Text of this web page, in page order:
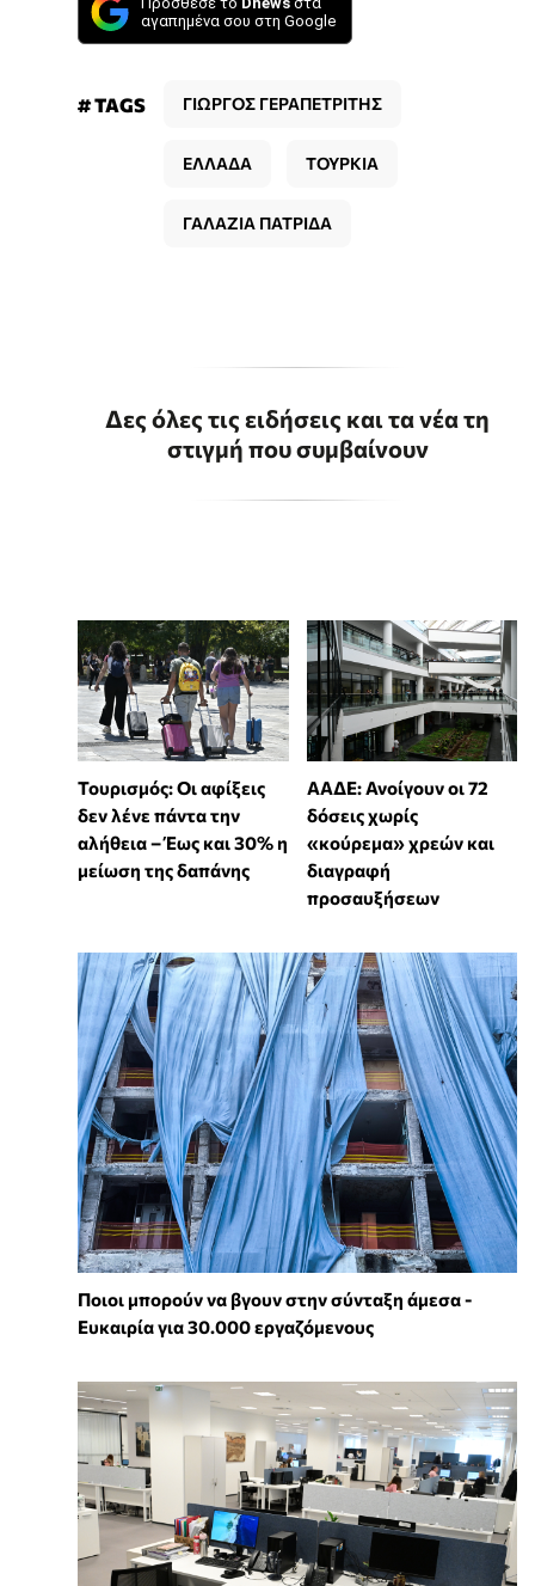
αγαπημένα σου στη Google
# TAGS ΓΙΩΡΓΟΣ ΓΕΡΑΠΕΤΡΙΤΗΣ
ΕΛΛΑΔΑ ΤΟΥΡΚΙΑ
ΓΑΛΑΖΙΑ ΠΑΤΡΙΔΑ
Δες όλες τις ειδήσεις και τα νέα τη
στιγμή που συμβαίνουν
Τουρισμός: Οι αφίξεις
δεν λένε πάντα την
αλήθεια – Έως και 30% η
μείωση της δαπάνης
ΑΑΔΕ: Ανοίγουν οι 72
δόσεις χωρίς
«κούρεμα» χρεών και
διαγραφή
προσαυξήσεων
Ποιοι μπορούν να βγουν στην σύνταξη άμεσα -
Ευκαιρία για 30.000 εργαζόμενους